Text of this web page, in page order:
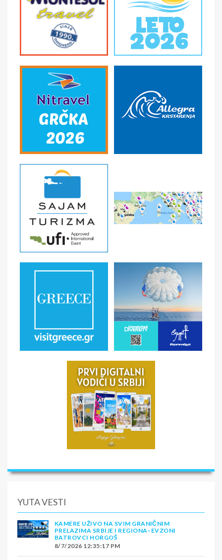
YUTA VESTI
KAMERE UŽIVO NA SVIM GRANIČNIM
PRELAZIMA SRBIJE I REGIONA–EVZONI
BATROVCI HORGOŠ
8/7/2026 12:35:17 PM